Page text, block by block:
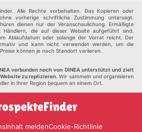
Andere
Alle Rechte vorbehalten. Das Kopieren oder
vorherige schriftliche Zustimmung untersagt.
dienen nur der Veranschaulichung. Ermäßigte
Händlern, die auf dieser Website aufgeführt sind.
Ablaufdatum oder solange der Vorrat reicht. Der
und kann nicht verwendet werden, um die
können je nach Standort variieren.
verbunden noch von DINEA unterstützt und zielt
zu replizieren. Wir sammeln und organisieren
in Ihrer Region bequem an einem Ort.
Inhalt meldenCookie-Richtlinie